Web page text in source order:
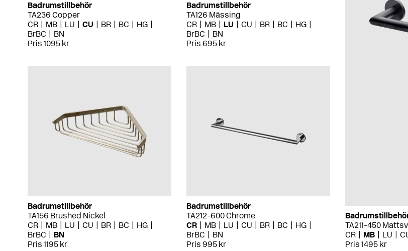
Badrumstillbehör
TA236 Copper
CR
MB LU CU BR BC
HG
BrBC
BN
Pris 1095 kr
Badrumstillbehör
TA126 Mässing
CR
MB LU CU BR BC
HG
BrBC
BN
Pris 695 kr
TA211-450
CR
MB LU
Pris 1495 kr
Badrumstillbehör
TA156 Brushed Nickel
CR
MB LU CU BR BC
HG
BrBC
BN
Pris 1195 kr
Badrumstillbehör
TA212-600 Chrome
CR
MB LU CU BR BC
HG
BrBC
BN
Pris 995 kr